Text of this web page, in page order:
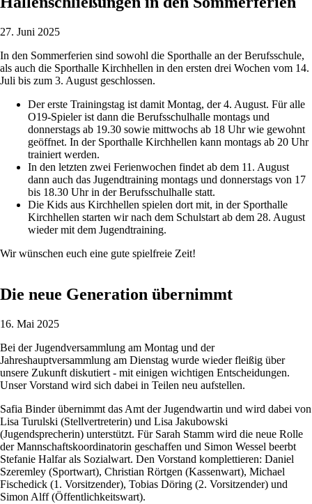
27. Juni 2025
In den Sommerferien sind sowohl die Sporthalle an der Berufsschule,
als auch die Sporthalle Kirchhellen in den ersten drei Wochen vom 14.
Juli bis zum 3. August geschlossen.
Der erste Trainingstag ist damit Montag, der 4. August. Für alle
O19-Spieler ist dann die Berufsschulhalle montags und
donnerstags ab 19.30 sowie mittwochs ab 18 Uhr wie gewohnt
geöffnet. In der Sporthalle Kirchhellen kann montags ab 20 Uhr
trainiert werden.
In den letzten zwei Ferienwochen findet ab dem 11. August
dann auch das Jugendtraining montags und donnerstags von 17
bis 18.30 Uhr in der Berufsschulhalle statt.
Die Kids aus Kirchhellen spielen dort mit, in der Sporthalle
Kirchhellen starten wir nach dem Schulstart ab dem 28. August
wieder mit dem Jugendtraining.
Wir wünschen euch eine gute spielfreie Zeit!
Die neue Generation übernimmt
16. Mai 2025
Bei der Jugendversammlung am Montag und der
Jahreshauptversammlung am Dienstag wurde wieder fleißig über
unsere Zukunft diskutiert - mit einigen wichtigen Entscheidungen.
Unser Vorstand wird sich dabei in Teilen neu aufstellen.
Safia Binder übernimmt das Amt der Jugendwartin und wird dabei von
Lisa Turulski (Stellvertreterin) und Lisa Jakubowski
(Jugendsprecherin) unterstützt. Für Sarah Stamm wird die neue Rolle
der Mannschaftskoordinatorin geschaffen und Simon Wessel beerbt
Stefanie Halfar als Sozialwart. Den Vorstand komplettieren: Daniel
Szeremley (Sportwart), Christian Rörtgen (Kassenwart), Michael
Fischedick (1. Vorsitzender), Tobias Döring (2. Vorsitzender) und
Simon Alff (Öffentlichkeitswart).